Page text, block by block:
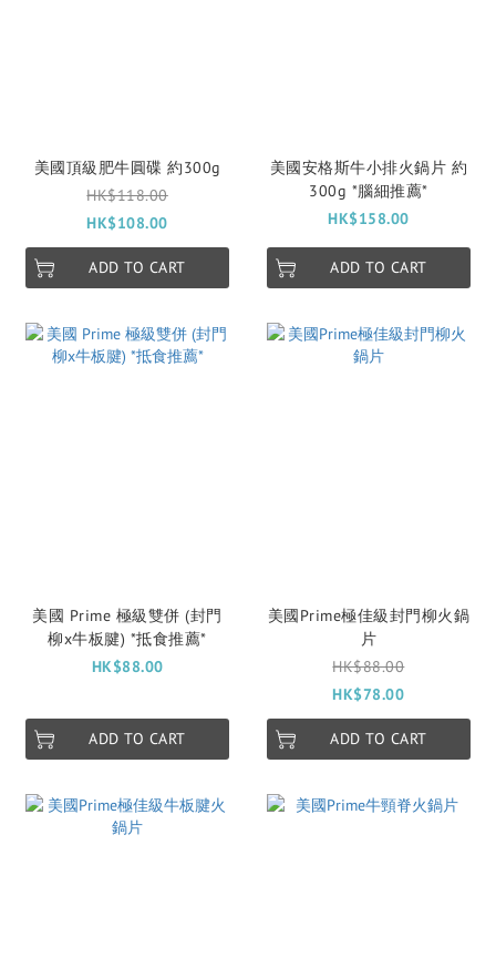
美國頂級肥牛圓碟 約300g
HK$118.00
HK$108.00
ADD TO CART
美國安格斯牛小排火鍋片 約
300g *腦細推薦*
HK$158.00
ADD TO CART
美國 Prime 極級雙併 (封門
柳x牛板腱) *抵食推薦*
HK$88.00
ADD TO CART
美國Prime極佳級封門柳火鍋
片
HK$88.00
HK$78.00
ADD TO CART